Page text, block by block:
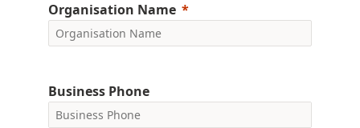
Organisation Name
Business Phone